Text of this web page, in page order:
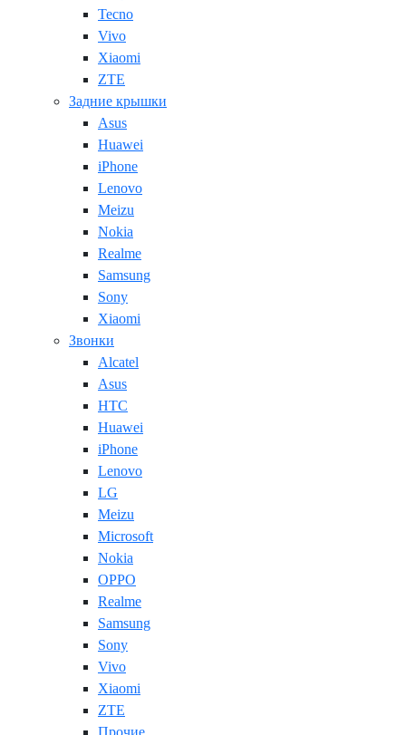
Tecno
Vivo
Xiaomi
ZTE
Задние крышки
Asus
Huawei
iPhone
Lenovo
Meizu
Nokia
Realme
Samsung
Sony
Xiaomi
Звонки
Alcatel
Asus
HTC
Huawei
iPhone
Lenovo
LG
Meizu
Microsoft
Nokia
OPPO
Realme
Samsung
Sony
Vivo
Xiaomi
ZTE